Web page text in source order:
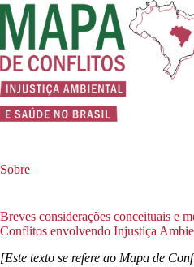
Pular
para
conteúdo
Sobre
Breves considerações conceituais e
Conflitos envolvendo Injustiça
[Este texto se refere ao Mapa de